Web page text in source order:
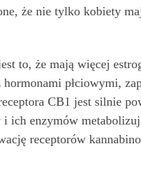
że nie tylko kobiety
to, że mają więcej
płciowymi,
CB1 jest silnie
ich enzymów
receptorów